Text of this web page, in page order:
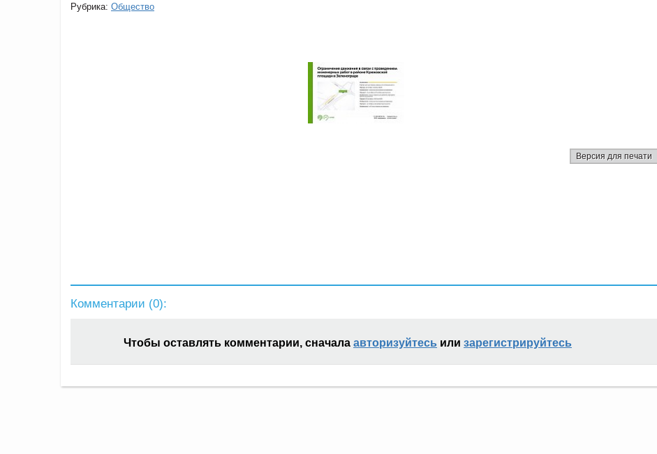
Рубрика: Общество
Версия для печати
Комментарии (0):
Чтобы оставлять комментарии, сначала авторизуйтесь или зарегистрируйтесь